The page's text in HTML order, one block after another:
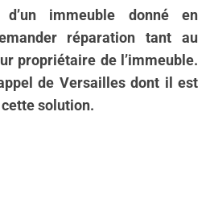
d’un immeuble donné en
réparation tant au
propriétaire de l’immeuble.
de Versailles dont il est
solution.